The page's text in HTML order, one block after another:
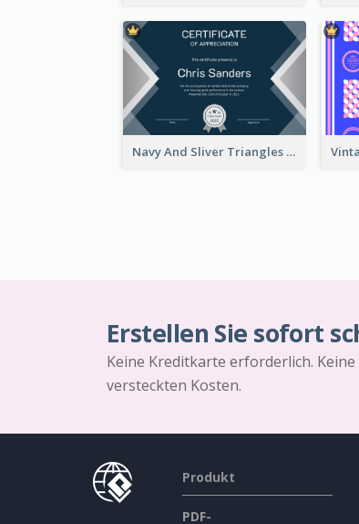
Navy And Sliver Triangles Appreciation Certificate
Erstellen Sie sofort
Keine Kreditkarte erforderlich.
versteckten Kosten.
Produkt
PDF-